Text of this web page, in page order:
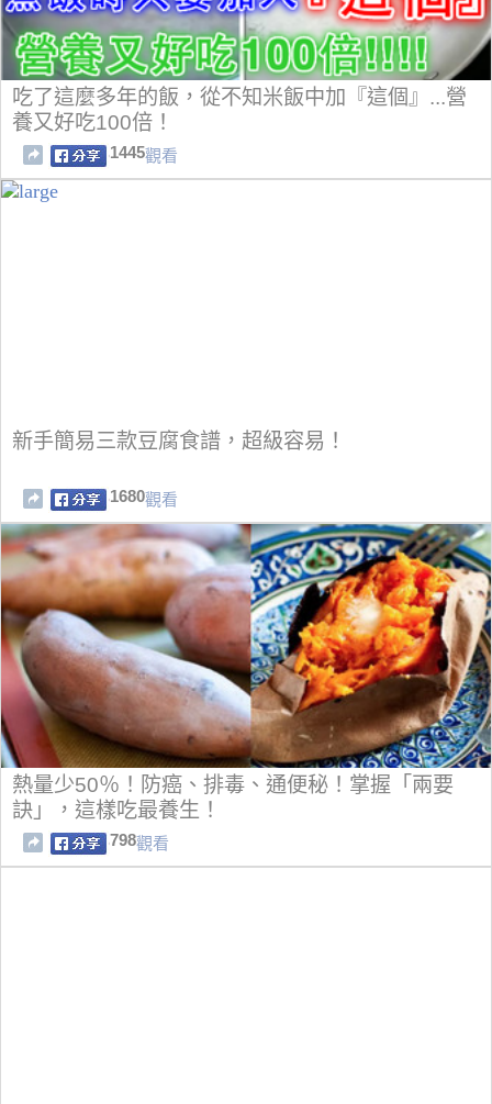
吃了這麼多年的飯，從不知米飯中加『這個』...營
養又好吃100倍！
1445觀看
新手簡易三款豆腐食譜，超級容易！
1680觀看
熱量少50％！防癌、排毒、通便秘！掌握「兩要
訣」，這樣吃最養生！
798觀看